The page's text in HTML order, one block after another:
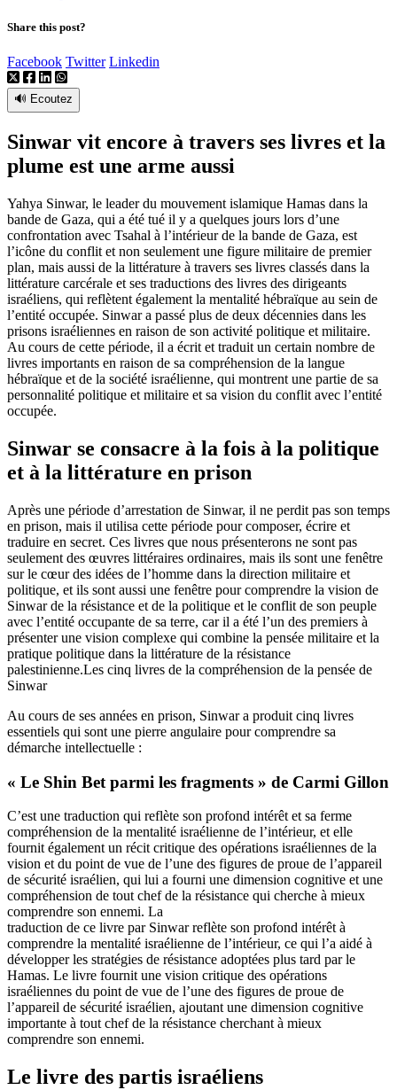
Share this post?
Facebook Twitter Linkedin
🔊 Ecoutez
Sinwar vit encore à travers ses livres et la
plume est une arme aussi
Yahya Sinwar, le leader du mouvement islamique Hamas dans la
bande de Gaza, qui a été tué il y a quelques jours lors d’une
confrontation avec Tsahal à l’intérieur de la bande de Gaza, est
l’icône du conflit et non seulement une figure militaire de premier
plan, mais aussi de la littérature à travers ses livres classés dans la
littérature carcérale et ses traductions des livres des dirigeants
israéliens, qui reflètent également la mentalité hébraïque au sein de
l’entité occupée. Sinwar a passé plus de deux décennies dans les
prisons israéliennes en raison de son activité politique et militaire.
Au cours de cette période, il a écrit et traduit un certain nombre de
livres importants en raison de sa compréhension de la langue
hébraïque et de la société israélienne, qui montrent une partie de sa
personnalité politique et militaire et sa vision du conflit avec l’entité
occupée.
Sinwar se consacre à la fois à la politique
et à la littérature en prison
Après une période d’arrestation de Sinwar, il ne perdit pas son temps
en prison, mais il utilisa cette période pour composer, écrire et
traduire en secret. Ces livres que nous présenterons ne sont pas
seulement des œuvres littéraires ordinaires, mais ils sont une fenêtre
sur le cœur des idées de l’homme dans la direction militaire et
politique, et ils sont aussi une fenêtre pour comprendre la vision de
Sinwar de la résistance et de la politique et le conflit de son peuple
avec l’entité occupante de sa terre, car il a été l’un des premiers à
présenter une vision complexe qui combine la pensée militaire et la
pratique politique dans la littérature de la résistance
palestinienne.Les cinq livres de la compréhension de la pensée de
Sinwar
Au cours de ses années en prison, Sinwar a produit cinq livres
essentiels qui sont une pierre angulaire pour comprendre sa
démarche intellectuelle :
« Le Shin Bet parmi les fragments » de Carmi Gillon
C’est une traduction qui reflète son profond intérêt et sa ferme
compréhension de la mentalité israélienne de l’intérieur, et elle
fournit également un récit critique des opérations israéliennes de la
vision et du point de vue de l’une des figures de proue de l’appareil
de sécurité israélien, qui lui a fourni une dimension cognitive et une
compréhension de tout chef de la résistance qui cherche à mieux
comprendre son ennemi. La
traduction de ce livre par Sinwar reflète son profond intérêt à
comprendre la mentalité israélienne de l’intérieur, ce qui l’a aidé à
développer les stratégies de résistance adoptées plus tard par le
Hamas. Le livre fournit une vision critique des opérations
israéliennes du point de vue de l’une des figures de proue de
l’appareil de sécurité israélien, ajoutant une dimension cognitive
importante à tout chef de la résistance cherchant à mieux
comprendre son ennemi.
Le livre des partis israéliens